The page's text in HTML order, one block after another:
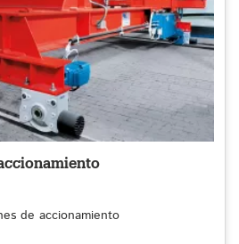
de accionamiento